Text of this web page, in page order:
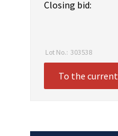
Closing bid:
Lot No.: 303538
To the